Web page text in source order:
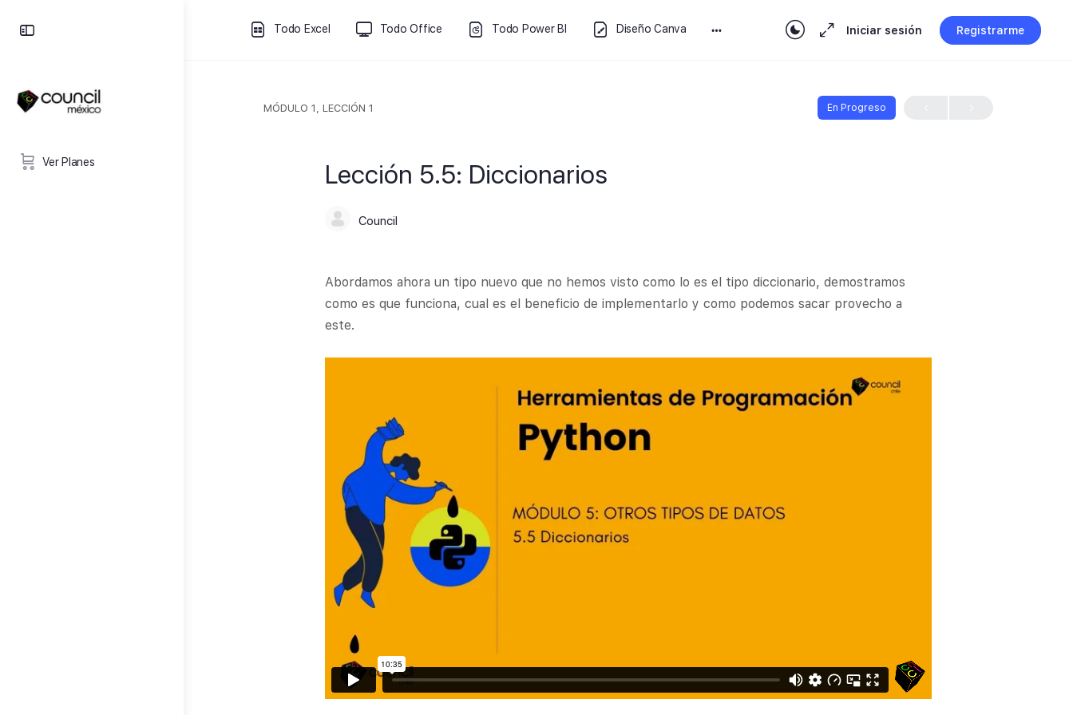
Ver Planes
Todo Excel Todo Office Todo Power BI Diseño Canva Iniciar sesión Registrarme
MÓDULO 1, LECCIÓN 1 En Progreso
Lección 5.5: Diccionarios
Council
Abordamos ahora un tipo nuevo que no hemos visto como lo es el tipo diccionario, demostramos
como es que funciona, cual es el beneficio de implementarlo y como podemos sacar provecho a
este.